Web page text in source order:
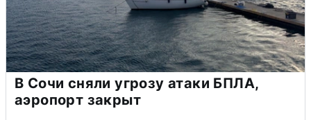
В Сочи сняли угрозу атаки БПЛА,
аэропорт закрыт